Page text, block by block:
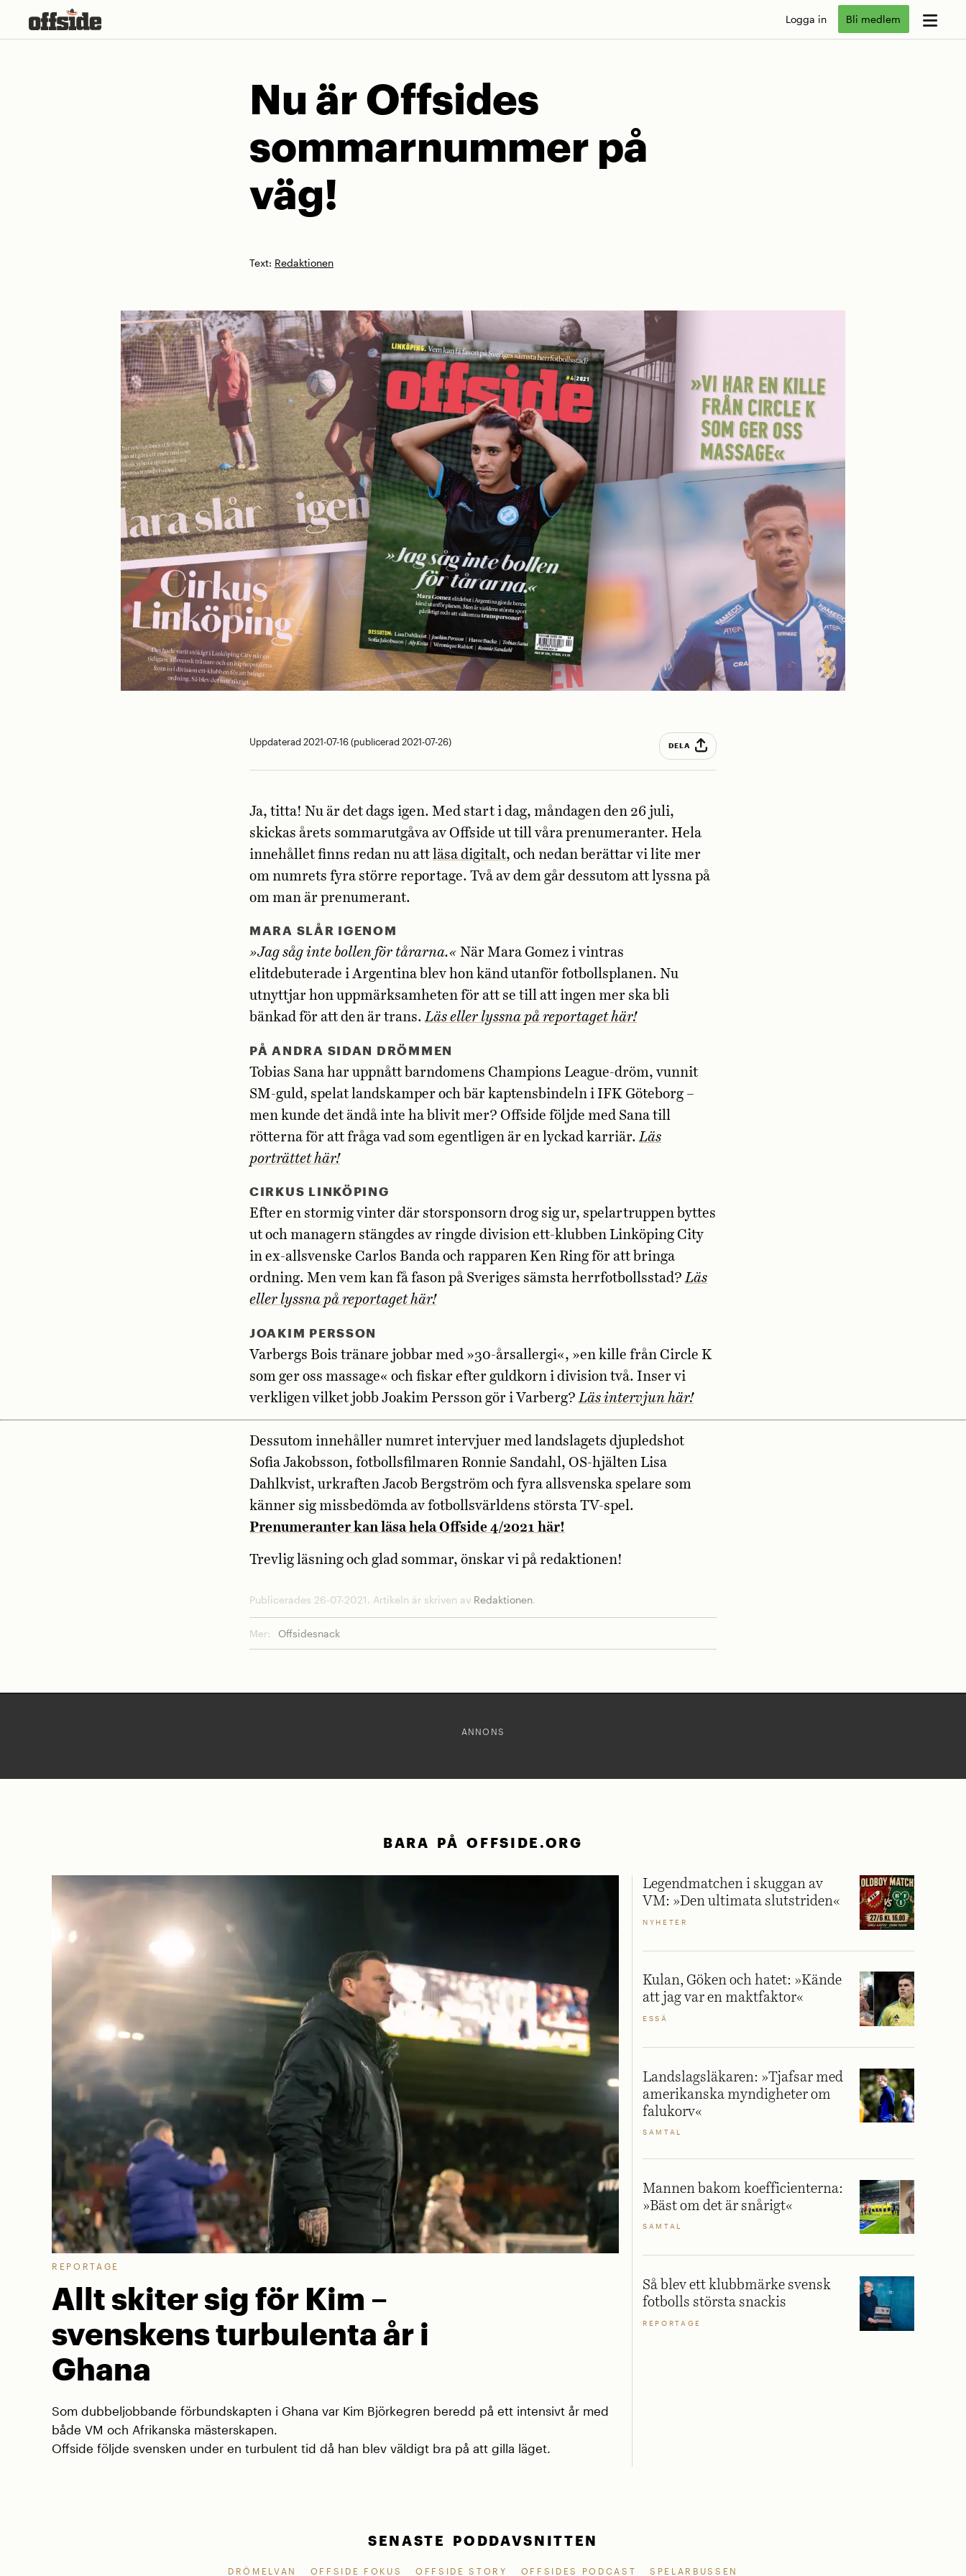
Logga in Bli medlem
Nu är Offsides
sommarnummer på
väg!
Text: Redaktionen
Uppdaterad 2021-07-16 (publicerad 2021-07-26) DELA
Ja, titta! Nu är det dags igen. Med start i dag, måndagen den 26 juli,
skickas årets sommarutgåva av Offside ut till våra prenumeranter. Hela
innehållet finns redan nu att läsa digitalt, och nedan berättar vi lite mer
om numrets fyra större reportage. Två av dem går dessutom att lyssna på
om man är prenumerant.
MARA SLÅR IGENOM
»Jag såg inte bollen för tårarna.« När Mara Gomez i vintras
elitdebuterade i Argentina blev hon känd utanför fotbollsplanen. Nu
utnyttjar hon uppmärksamheten för att se till att ingen mer ska bli
bänkad för att den är trans.Läs eller lyssna på reportaget här!
PÅ ANDRA SIDAN DRÖMMEN
Tobias Sana har uppnått barndomens Champions League-dröm, vunnit
SM-guld, spelat landskamper och bär kaptensbindeln i IFK Göteborg –
men kunde det ändå inte ha blivit mer? Offside följde med Sana till
rötterna för att fråga vad som egentligen är en lyckad karriär.Läs
porträttet här!
CIRKUS LINKÖPING
Efter en stormig vinter där storsponsorn drog sig ur, spelartruppen byttes
ut och managern stängdes av ringde division ett-klubben Linköping City
in ex-allsvenske Carlos Banda och rapparen Ken Ring för att bringa
ordning. Men vem kan få fason på Sveriges sämsta herrfotbollsstad?Läs
eller lyssna på reportaget här!
JOAKIM PERSSON
Varbergs Bois tränare jobbar med »30-årsallergi«, »en kille från Circle K
som ger oss massage« och fiskar efter guldkorn i division två. Inser vi
verkligen vilket jobb Joakim Persson gör i Varberg? Läs intervjun här!
Dessutom innehåller numret intervjuer med landslagets djupledshot
Sofia Jakobsson, fotbollsfilmaren Ronnie Sandahl, OS-hjälten Lisa
Dahlkvist, urkraften Jacob Bergström och fyra allsvenska spelare som
känner sig missbedömda av fotbollsvärldens största TV-spel.
Prenumeranter kan läsa hela Offside 4/2021 här!
Trevlig läsning och glad sommar, önskar vi på redaktionen!
Publicerades 26-07-2021. Artikeln är skriven av Redaktionen.
Mer: Offsidesnack
ANNONS
BARA PÅ OFFSIDE.ORG
REPORTAGE
Allt skiter sig för Kim –
svenskens turbulenta år i
Ghana
Som dubbeljobbande förbundskapten i Ghana var Kim Björkegren beredd på ett intensivt år med
både VM och Afrikanska mästerskapen.
Offside följde svensken under en turbulent tid då han blev väldigt bra på att gilla läget.
Legendmatchen i skuggan av
VM: »Den ultimata slutstriden«
NYHETER
Kulan, Göken och hatet: »Kände
att jag var en maktfaktor«
ESSÄ
Landslagsläkaren: »Tjafsar med
amerikanska myndigheter om
falukorv«
SAMTAL
Mannen bakom koefficienterna:
»Bäst om det är snårigt«
SAMTAL
Så blev ett klubbmärke svensk
fotbolls största snackis
REPORTAGE
SENASTE PODDAVSNITTEN
DRÖMELVAN OFFSIDE FOKUS OFFSIDE STORY OFFSIDES PODCAST SPELARBUSSEN